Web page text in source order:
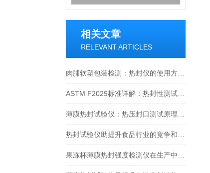
相关文章
RELEVANT ARTICLES